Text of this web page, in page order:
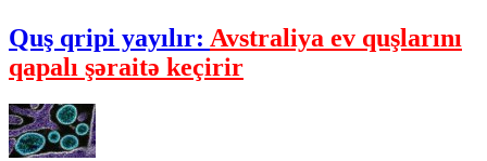
Quş qripi yayılır: Avstraliya ev quşlarını
qapalı şəraitə keçirir